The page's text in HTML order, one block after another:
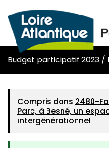
Budget participatif 2023 /
Compris dans 2480-
Parc, à Besné, un
intergénérationnel